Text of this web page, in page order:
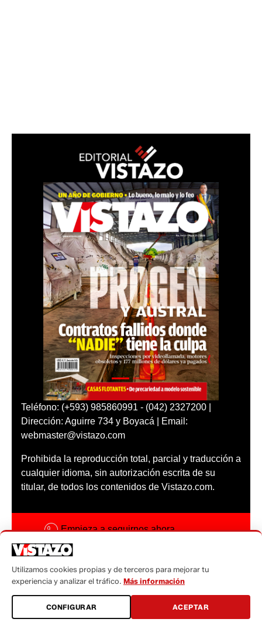
Teléfono: (+593) 985860991 - (042) 2327200 |
Dirección: Aguirre 734 y Boyacá | Email:
webmaster@vistazo.com
Prohibida la reproducción total, parcial y traducción a
cualquier idioma, sin autorización escrita de su
titular, de todos los contenidos de Vistazo.com.
Empieza a seguirnos ahora
Código ética
Sugerencias a:
sugerencias@vistazo.com
Utilizamos cookies propias y de terceros para mejorar tu
experiencia y analizar el tráfico. Más información
CONFIGURAR ACEPTAR